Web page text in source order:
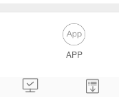
APP